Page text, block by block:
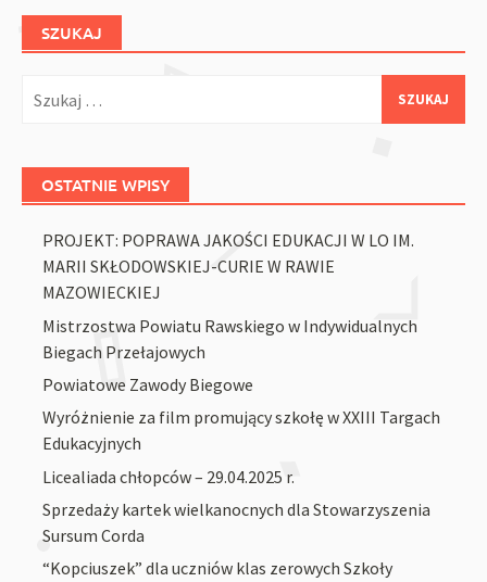
SZUKAJ
OSTATNIE WPISY
PROJEKT: POPRAWA JAKOŚCI EDUKACJI W LO IM.
MARII SKŁODOWSKIEJ-CURIE W RAWIE
MAZOWIECKIEJ
Mistrzostwa Powiatu Rawskiego w Indywidualnych
Biegach Przełajowych
Powiatowe Zawody Biegowe
Wyróżnienie za film promujący szkołę w XXIII Targach
Edukacyjnych
Licealiada chłopców – 29.04.2025 r.
Sprzedaży kartek wielkanocnych dla Stowarzyszenia
Sursum Corda
“Kopciuszek” dla uczniów klas zerowych Szkoły